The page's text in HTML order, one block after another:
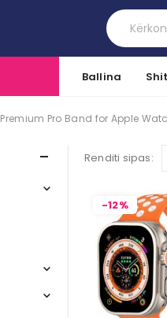
Ballina
Premium Pro Band for Apple
Renditi sipas:
-12%